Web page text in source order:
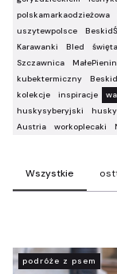
polskamarkaodzieżowa
uszytewpolsce
Karawanki
Bled święta
Szczawnica
kubektermiczny
kolekcje
inspiracje
huskysyberyjski
Austria
workoplecaki
Wszystkie
podróże z psem